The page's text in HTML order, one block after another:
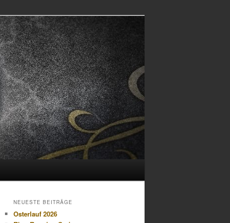
NEUESTE BEITRÄGE
Osterlauf 2026